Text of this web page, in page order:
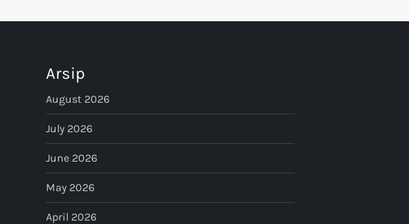
t
a
v
i
g
a
Arsip
August 2026
July 2026
June 2026
May 2026
April 2026